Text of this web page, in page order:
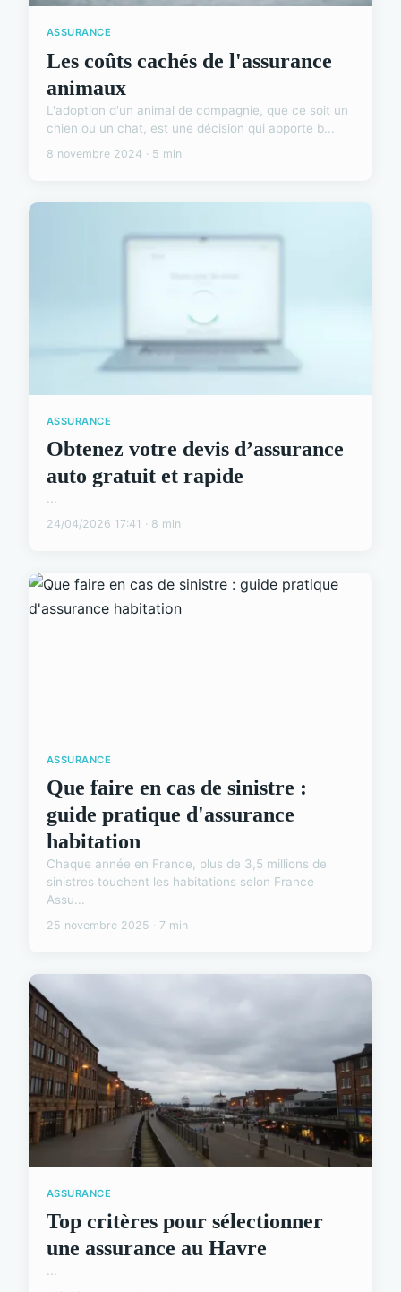
ASSURANCE
Les coûts cachés de l'assurance
animaux
L'adoption d'un animal de compagnie, que ce soit un
chien ou un chat, est une décision qui apporte b...
8 novembre 2024 · 5 min
ASSURANCE
Obtenez votre devis d’assurance
auto gratuit et rapide
...
24/04/2026 17:41 · 8 min
ASSURANCE
Que faire en cas de sinistre :
guide pratique d'assurance
habitation
Chaque année en France, plus de 3,5 millions de
sinistres touchent les habitations selon France
Assu...
25 novembre 2025 · 7 min
ASSURANCE
Top critères pour sélectionner
une assurance au Havre
...